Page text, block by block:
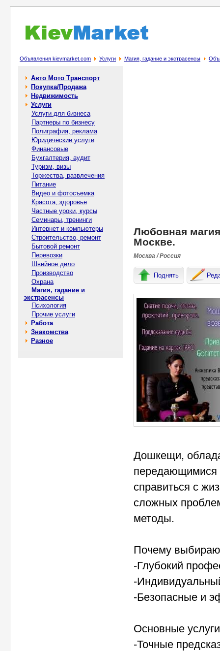
Объявления kievmarket.com Услуги Магия, гадание и экстрасенсы
Авто Мото Транспорт
Покупка/Продажа
Недвижимость
Услуги
Услуги для бизнеса
Партнеры по бизнесу
Полиграфия, реклама
Юридические услуги
Финансовые
Бухгалтерия, аудит
Туризм, визы
Торжества, развлечения
Питание
Видео и фотосъемка
Красота, здоровье
Частные уроки, курсы
Семинары, тренинги
Интернет и компьютеры
Строительство, ремонт
Бытовой ремонт
Перевозки
Швейное дело
Производство
Охрана
Магия, гадание и
экстрасенсы
Психология
Прочие услуги
Работа
Знакомства
Разное
Любовная
Москве.
Москва / Россия
Поднять
Дошкещи,
передающимися
справиться с
сложных
методы.
Почему
-Глубокий
-
-Безопасные и
Основные
-Точные